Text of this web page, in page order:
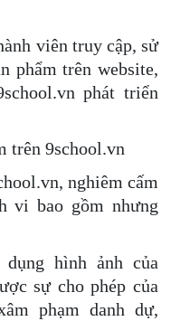
viên truy cập, sử
phẩm trên website,
phát triển
trên 9school.vn
nghiêm cấm
vi bao gồm nhưng
hình ảnh của
sự cho phép của
phạm danh dự,